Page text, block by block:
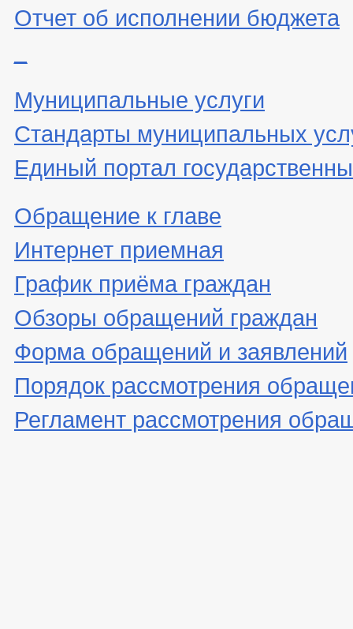
Отчет об исполнении бюджета
Муниципальные услуги
Стандарты муниципальных
Единый портал
Обращение к главе
Интернет приемная
График приёма граждан
Обзоры обращений граждан
Форма обращений и заявлений
Порядок рассмотрения
Регламент рассмотрения